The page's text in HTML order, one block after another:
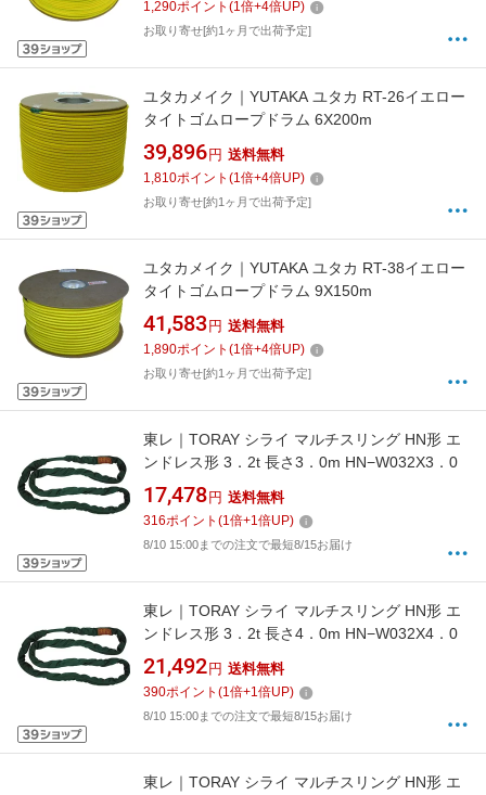
1,290ポイント (1倍+4倍UP)
お取り寄せ[約1ヶ月で出荷予定]
ユタカメイク｜YUTAKA ユタカ RT-26イエロー
タイトゴムロープドラム 6X200m
39,896 円 送料無料
1,810ポイント (1倍+4倍UP)
お取り寄せ[約1ヶ月で出荷予定]
ユタカメイク｜YUTAKA ユタカ RT-38イエロー
タイトゴムロープドラム 9X150m
41,583 円 送料無料
1,890ポイント (1倍+4倍UP)
お取り寄せ[約1ヶ月で出荷予定]
東レ｜TORAY シライ マルチスリング HN形 エ
ンドレス形 3．2t 長さ3．0m HN−W032X3．0
17,478 円 送料無料
316ポイント (1倍+1倍UP)
8/10 15:00までの注文で最短8/15お届け
東レ｜TORAY シライ マルチスリング HN形 エ
ンドレス形 3．2t 長さ4．0m HN−W032X4．0
21,492 円 送料無料
390ポイント (1倍+1倍UP)
8/10 15:00までの注文で最短8/15お届け
東レ｜TORAY シライ マルチスリング HN形 エ